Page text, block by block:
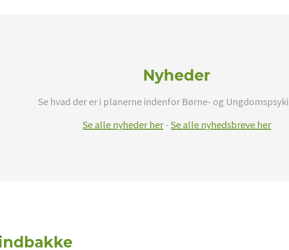
Nyheder
Se hvad der er i planerne indenfor Børne- og
Se alle nyheder her- Se alle nyhedsbreve her